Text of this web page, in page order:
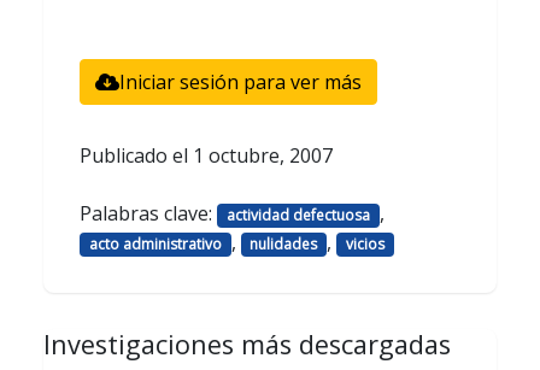
Iniciar sesión para ver más
Publicado el 1 octubre, 2007
Palabras clave: actividad defectuosa ,
acto administrativo , nulidades , vicios
Investigaciones más descargadas